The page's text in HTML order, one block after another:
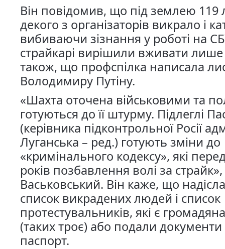
Він повідомив, що під землею
декого з організаторів викрало і
вибиваючи зізнання у роботі на
страйкарі вирішили вживати лише
також, що профспілка написала
Володимиру Путіну.
«Шахта оточена військовими та
готуються до її штурму. Підлеглі
(керівника підконтрольної Росії
Луганська – ред.) готують зміни до
«кримінального кодексу», які
років позбавлення волі за
Васьковський. Він каже, що
список викрадених людей і список
протестувальників, які є
(таких троє) або подали документи
паспорт.